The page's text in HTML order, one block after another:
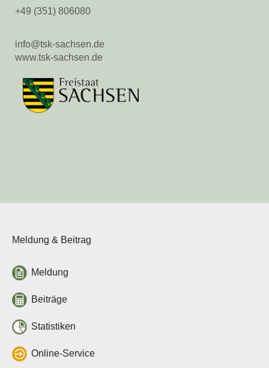
+49 (351) 806080
info@tsk-sachsen.de
www.tsk-sachsen.de
Meldung & Beitrag
Meldung
Beiträge
Statistiken
Online-Service